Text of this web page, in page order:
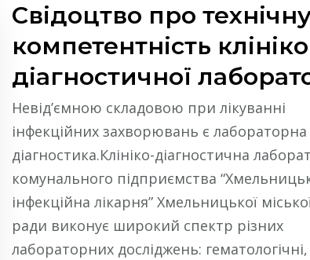
Свідоцтво про
компетентність
діагностичної
Невід’ємною складовою при лікуванні
інфекційних захворювань є лабораторна
діагностика.Клініко-діагностична
комунального підприємства
інфекційна лікарня” Хмельницької
ради виконує широкий спектр різних
лабораторних досліджень: гематологічні,